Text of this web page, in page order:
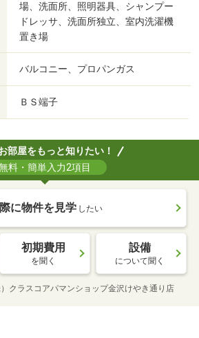
場、洗面所、照明器具、シャンプー
ドレッサ、洗面所独立、室内洗濯機
置き場
バルコニー、プロパンガス
ＢＳ端子
部屋をもっと知りたい！
料・簡単入力2項目
に物件を見学 したい
初期費用
を聞く
設備
について聞く
）クラスコアパマンショップ金沢けやき通り店